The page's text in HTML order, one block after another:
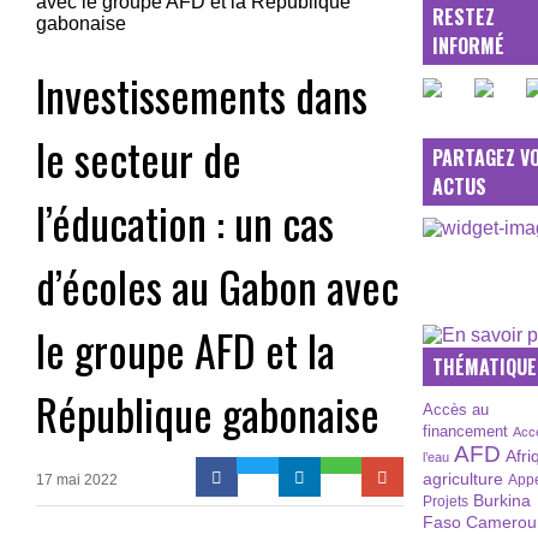
Investissements dans
le secteur de
l’éducation : un cas
d’écoles au Gabon avec
le groupe AFD et la
République gabonaise
17 mai 2022
RESTEZ
INFORMÉ
PARTAGEZ
ACTUS
Accès au
financement
l’eau AFD
agriculture
Projets Burkina
Faso